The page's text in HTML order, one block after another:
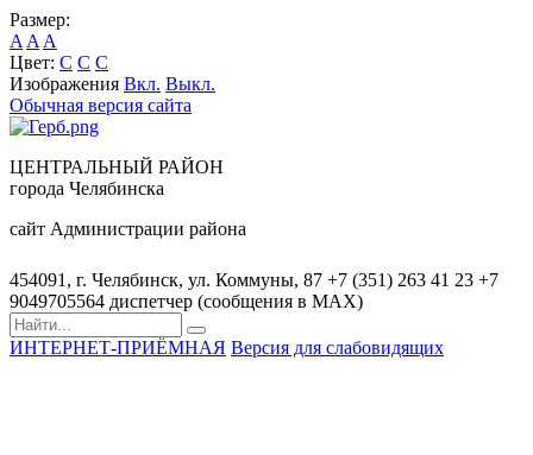
Размер:
A A A
Цвет: C C C
Изображения Вкл. Выкл.
Обычная версия сайта
ЦЕНТРАЛЬНЫЙ РАЙОН
города Челябинска
сайт Администрации района
454091, г. Челябинск, ул. Коммуны, 87 +7 (351) 263 41 23 +7
9049705564 диспетчер (сообщения в MAX)
ИНТЕРНЕТ-ПРИЁМНАЯ Версия для слабовидящих